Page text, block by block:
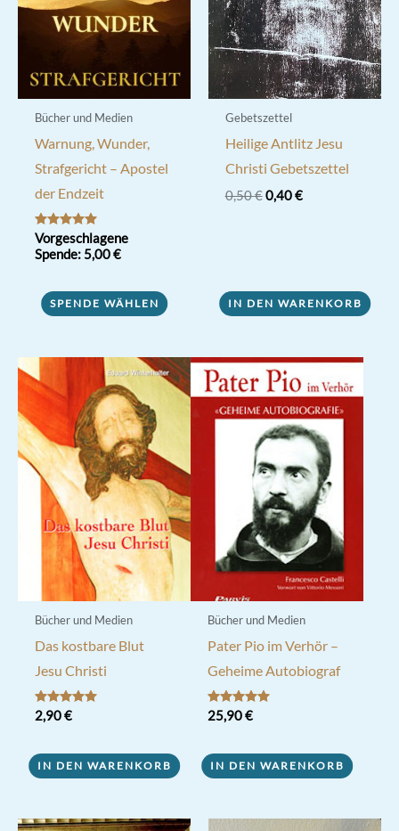
Bücher und Medien
Warnung, Wunder,
Strafgericht – Apostel
der Endzeit
Bewertet mit
5.00
von 5
Vorgeschlagene
Spende: 5,00€
SPENDE WÄHLEN
Gebetszettel
Heilige Antlitz Jesu
Christi Gebetszettel
0,50€ Ursprünglicher
0,40€Aktueller
IN DEN WARENKORB
Bücher und Medien
Das kostbare Blut
Jesu Christi
Bewertet mit
5.00
2,90€
IN DEN WARENKORB
Bücher und Medien
Pater Pio im Verhör –
Geheime Autobiograf
Bewertet mit
5.00
25,90€
IN DEN WARENKORB